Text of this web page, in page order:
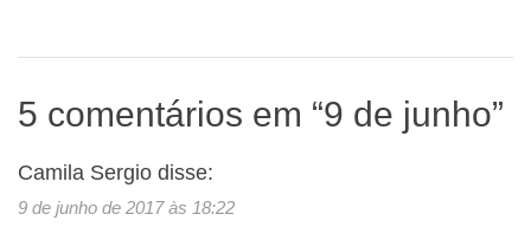
5 comentários em “9 de junho”
Camila Sergio disse:
9 de junho de 2017 às 18:22